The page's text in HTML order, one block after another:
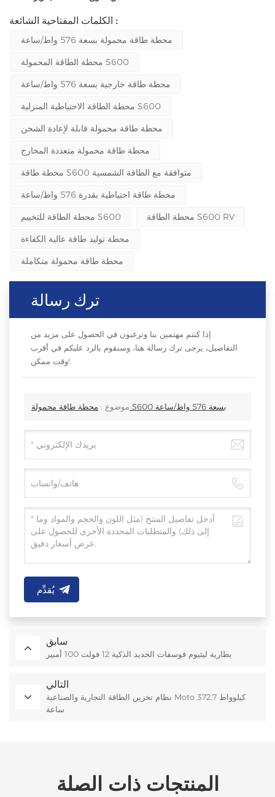
الكلمات المفتاحية الشائعة :
محطة طاقة محمولة بسعة 576 واط/ساعة
محطة الطاقة المحمولة S600
محطة طاقة خارجية بسعة 576 واط/ساعة
محطة الطاقة الاحتياطية المنزلية S600
محطة طاقة محمولة قابلة لإعادة الشحن
محطة طاقة محمولة متعددة المخارج
محطة طاقة S600 متوافقة مع الطاقة الشمسية
محطة طاقة احتياطية بقدرة 576 واط/ساعة
محطة الطاقة للتخييم S600
محطة الطاقة S600 RV
محطة توليد طاقة عالية الكفاءة
محطة طاقة محمولة متكاملة
ترك رسالة
إذا كنتم مهتمين بنا وترغبون في الحصول على مزيد من
التفاصيل، يرجى ترك رسالة هنا، وسنقوم بالرد عليكم في أقرب
وقت ممكن!
موضوع : محطة طاقة محمولة S600 بسعة 576 واط/ساعة
يُقدِّم
سابق
بطارية ليثيوم فوسفات الحديد الذكية 12 فولت 100 أمبير
التالي
نظام تخزين الطاقة التجارية والصناعية Moto 372.7 كيلوواط
ساعة
المنتجات ذات الصلة